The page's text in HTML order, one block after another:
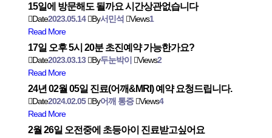
15일에 방문해도 될까요 시간상관없습니다
Date2023.05.14 By서민석 Views1
Read More
17일 오후 5시 20분 초진예약 가능한가요?
Date2023.03.13 By두눈박이 Views2
Read More
24년 02월 05일 진료(어깨&MRI) 예약 요청드립니다.
Date2024.02.05 By어깨 통증 Views4
Read More
2월 26일 오전중에 초등아이 진료받고싶어요